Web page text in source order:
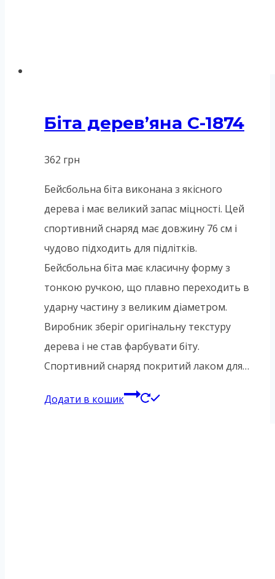
Біта дерев’яна C-1874
362 грн
Бейсбольна біта виконана з якісного
дерева і має великий запас міцності. Цей
спортивний снаряд має довжину 76 см і
чудово підходить для підлітків.
Бейсбольна біта має класичну форму з
тонкою ручкою, що плавно переходить в
ударну частину з великим діаметром.
Виробник зберіг оригінальну текстуру
дерева і не став фарбувати біту.
Спортивний снаряд покритий лаком для…
Додати в кошик